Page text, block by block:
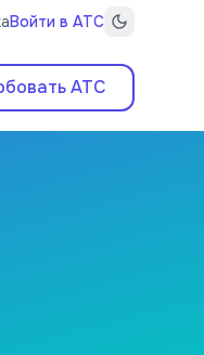
Войти в АТС
АТС